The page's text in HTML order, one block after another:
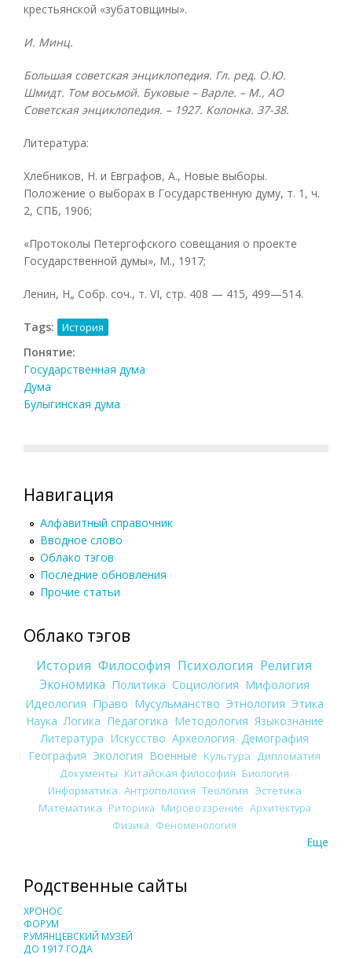
крестьянской «зубатовщины».
И. Минц.
Большая советская энциклопедия. Гл. ред. О.Ю.
Шмидт. Том восьмой. Буковые – Варле. – М., АО
Советская энциклопедия. – 1927. Колонка. 37-38.
Литература:
Хлебников, Н. и Евграфов, А., Новые выборы.
Положение о выборах в Государственную думу, т. 1, ч.
2, СПБ, 1906;
«Протоколы Петергофского совещания о проекте
Государственной думы», М., 1917;
Ленин, Н„ Собр. соч., т. VI, стр. 408 — 415, 499—514.
Tags: История
Понятие:
Государственная дума
Дума
Булыгинская дума
Навигация
Алфавитный справочник
Вводное слово
Облако тэгов
Последние обновления
Прочие статьи
Облако тэгов
История Философия Психология Религия
Экономика Политика Социология Мифология
Идеология Право Мусульманство Этнология Этика
Наука Логика Педагогика Методология Языкознание
Литература Искусство Археология Демография
География Экология Военные Культура
Дипломатия
Документы Китайская философия Биология
Информатика Антропология Теология Эстетика
Математика Риторика Мировоззрение Архитектура
Физика Феноменология
Еще
Родственные сайты
ХРОНОС
ФОРУМ
РУМЯНЦЕВСКИЙ МУЗЕЙ
ДО 1917 ГОДА